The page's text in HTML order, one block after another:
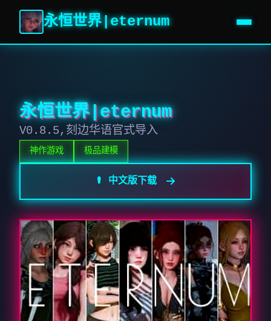
永恒世界|eternum
永恒世界|eternum
V0.8.5,刻边华语官式导入
神作游戏 极品建模
⚰️ 中文版下载